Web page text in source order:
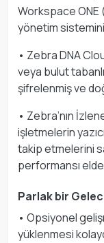
Workspace
yönetim
• Zebra DNA
veya bulut
şifrelenmiş ve
• Zebra’nın
işletmelerin
takip etmelerini
performansı
Parlak bir
• Opsiyonel
yüklenmesi